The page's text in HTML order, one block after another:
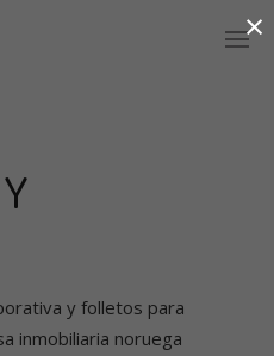
y folletos para
inmobiliaria noruega
×